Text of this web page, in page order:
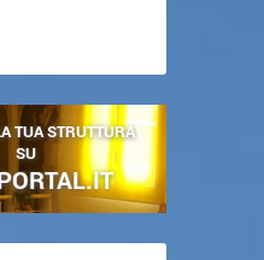
TUA STRUTTURA
SU